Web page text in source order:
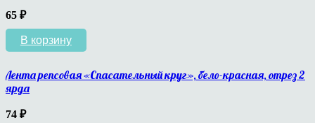
65 ₽
В корзину
Лента репсовая «Спасательный круг», бело-красная, отрез 2
ярда
74 ₽